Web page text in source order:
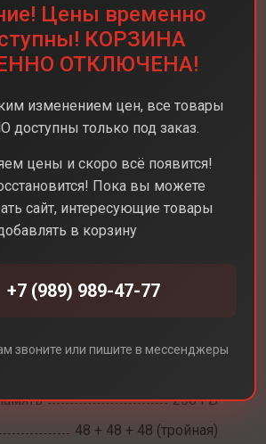
17 Pro
256 ГБ
48 + 48 + 48 (тройная)
Цены временно
КОРЗИНА
ОТКЛЮЧЕНА!
изменением цен, все товары
только под заказ.
цены и скоро всё появится!
Пока вы можете
сайт, интересующие товары
в корзину
+7 (989) 989-47-77
звоните или пишите в мессенджеры